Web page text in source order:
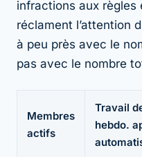
infractions aux règles
réclament l’attention
à peu près avec le
pas avec le nombre
Membres
actifs
Travail
hebdo.